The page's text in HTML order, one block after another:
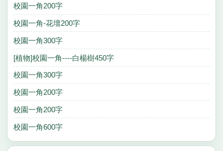
校園一角200字
校園一角-花壇200字
校園一角300字
[植物]校園一角----白楊樹450字
校園一角300字
校園一角200字
校園一角200字
校園一角600字